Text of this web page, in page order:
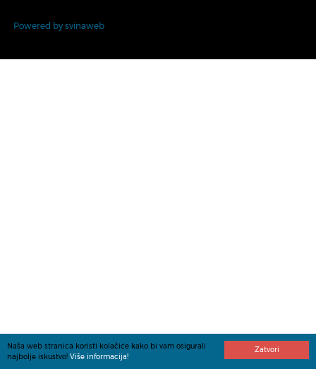
Zatvori
Naša web stranica koristi kolačiće kako bi vam osigurali
najbolje iskustvo! Više informacija!
Powered by svinaweb